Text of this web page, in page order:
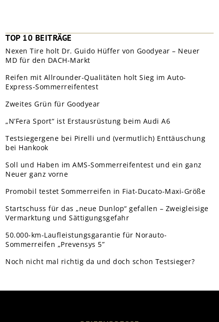
TOP 10 BEITRÄGE
Nexen Tire holt Dr. Guido Hüffer von Goodyear – Neuer
MD für den DACH-Markt
Reifen mit Allrounder-Qualitäten holt Sieg im Auto-
Express-Sommerreifentest
Zweites Grün für Goodyear
„N’Fera Sport“ ist Erstausrüstung beim Audi A6
Testsiegergene bei Pirelli und (vermutlich) Enttäuschung
bei Hankook
Soll und Haben im AMS-Sommerreifentest und ein ganz
Neuer ganz vorne
Promobil testet Sommerreifen in Fiat-Ducato-Maxi-Größe
Startschuss für das „neue Dunlop“ gefallen – Zweigleisige
Vermarktung und Sättigungsgefahr
50.000-km-Laufleistungsgarantie für Norauto-
Sommerreifen „Prevensys 5”
Noch nicht mal richtig da und doch schon Testsieger?